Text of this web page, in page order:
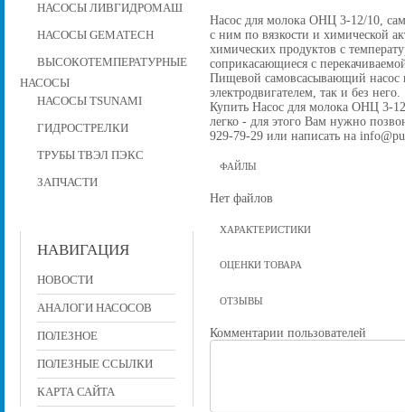
НАСОСЫ ЛИВГИДРОМАШ
НАСОСЫ GEMATECH
ВЫСОКОТЕМПЕРАТУРНЫЕ
НАСОСЫ
НАСОСЫ TSUNAMI
ГИДРОСТРЕЛКИ
ТРУБЫ ТВЭЛ ПЭКС
ЗАПЧАСТИ
НАВИГАЦИЯ
НОВОСТИ
АНАЛОГИ НАСОСОВ
ПОЛЕЗНОЕ
ПОЛЕЗНЫЕ ССЫЛКИ
КАРТА САЙТА
Насос для молока ОНЦ 3-12/10,
с ним по вязкости и химической
химических продуктов с
соприкасающиеся с
Пищевой самовсасывающий насос в
электродвигателем, так и без него.
Купить Насос для молока ОНЦ 3-
легко - для этого Вам нужно
929-79-29 или написать на
ФАЙЛЫ
Нет файлов
ХАРАКТЕРИСТИКИ
ОЦЕНКИ ТОВАРА
ОТЗЫВЫ
Комментарии пользователей